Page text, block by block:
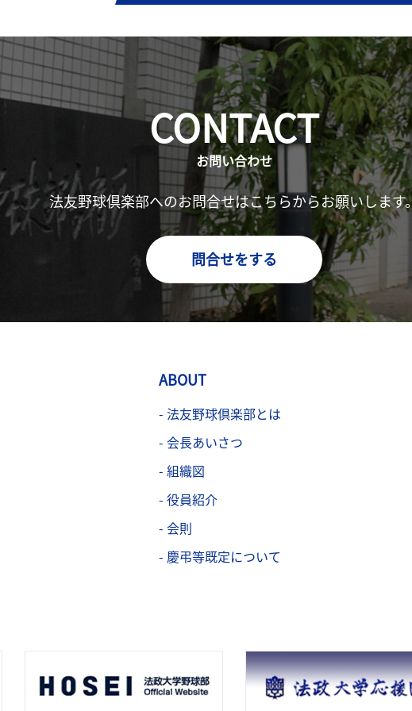
CONTACT
お問い合わせ
法友野球倶楽部へのお問合せはこちらからお願いします
問合せをする
ABOUT
- 法友野球倶楽部とは
- 会長あいさつ
- 組織図
- 役員紹介
- 会則
- 慶弔等既定について